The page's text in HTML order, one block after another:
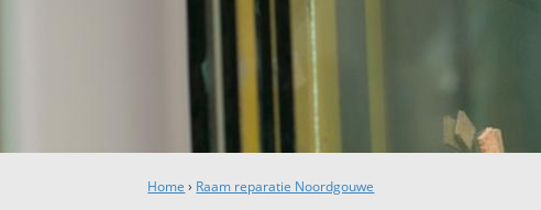
Home › Raam reparatie Noordgouwe